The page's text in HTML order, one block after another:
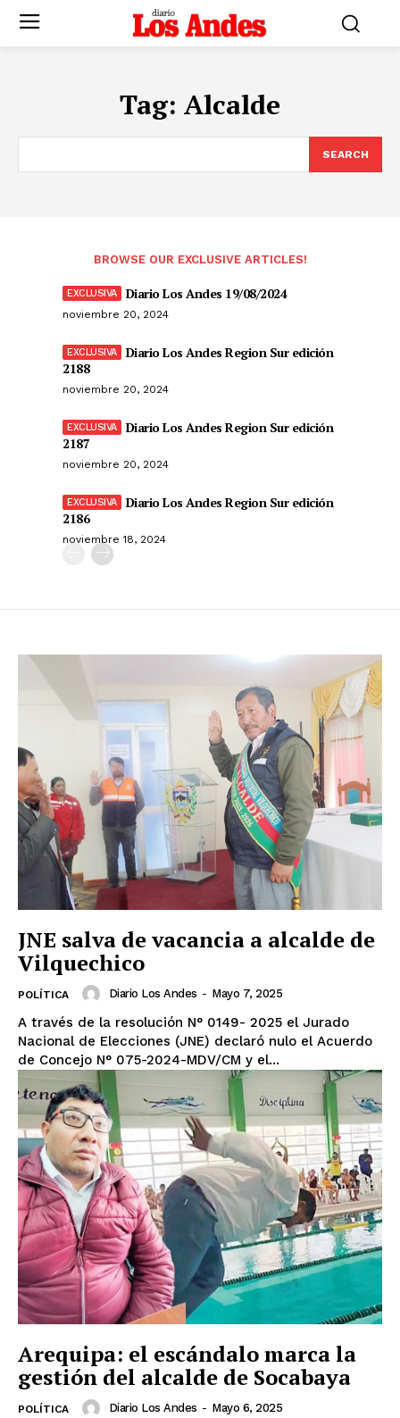
Tag: Alcalde
SEARCH
BROWSE OUR EXCLUSIVE ARTICLES!
Diario Los Andes 19/08/2024
noviembre 20, 2024
Diario Los Andes Region Sur edición
2188
noviembre 20, 2024
Diario Los Andes Region Sur edición
2187
noviembre 20, 2024
Diario Los Andes Region Sur edición
2186
noviembre 18, 2024
JNE salva de vacancia a alcalde de
Vilquechico
POLÍTICA Diario Los Andes - Mayo 7, 2025
A través de la resolución N° 0149- 2025 el Jurado
Nacional de Elecciones (JNE) declaró nulo el Acuerdo
de Concejo N° 075-2024-MDV/CM y el...
Arequipa: el escándalo marca la
gestión del alcalde de Socabaya
POLÍTICA Diario Los Andes - Mayo 6, 2025